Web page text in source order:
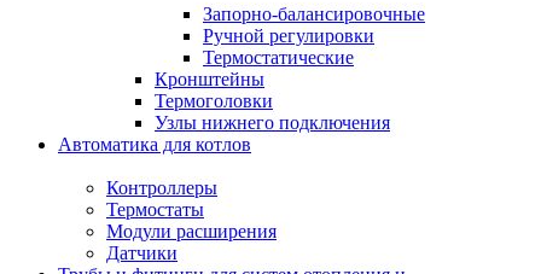
Запорно-балансировочные
Ручной регулировки
Термостатические
Кронштейны
Термоголовки
Узлы нижнего подключения
Автоматика для котлов
Контроллеры
Термостаты
Модули расширения
Датчики